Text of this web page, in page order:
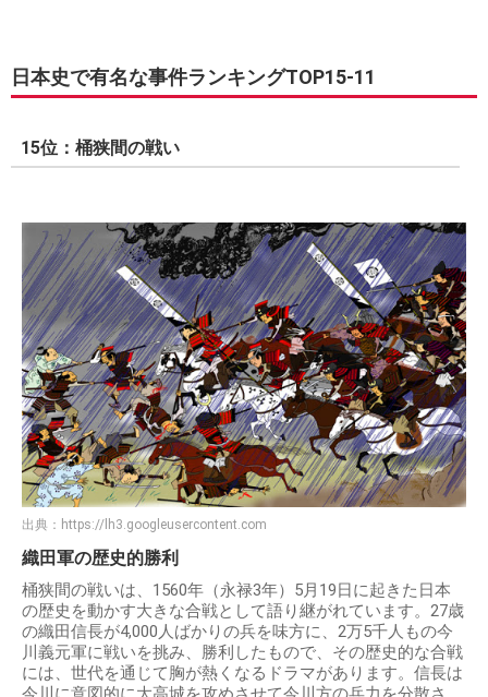
日本史で有名な事件ランキングTOP15-11
15位：桶狭間の戦い
出典： https://lh3.googleusercontent.com
織田軍の歴史的勝利
桶狭間の戦いは、1560年（永禄3年）5月19日に起きた日本
の歴史を動かす大きな合戦として語り継がれています。27歳
の織田信長が4,000人ばかりの兵を味方に、2万5千人もの今
川義元軍に戦いを挑み、勝利したもので、その歴史的な合戦
には、世代を通じて胸が熱くなるドラマがあります。信長は